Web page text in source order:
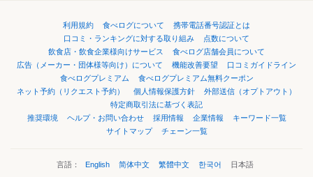
利用規約 食べログについて
携帯電話番号認証とは
口コミ・ランキングに対する取り組み
点数について
飲食店・飲食企業様向けサービス
食べログ店舗会員について
広告（メーカー・団体様等向け）について
機能改善要望
口コミガイドライン
食べログプレミアム
食べログプレミアム無料クーポン
ネット予約（リクエスト予約）
個人情報保護方針
外部送信（オプトアウト）
特定商取引法に基づく表記
推奨環境
ヘルプ・お問い合わせ 採用情報 企業情報
キーワード一覧
サイトマップ
チェーン一覧
言語： English 简体中文 繁體中文 한국어 日本語